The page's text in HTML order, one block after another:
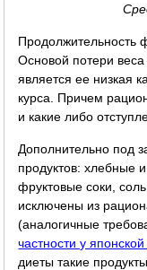
Продолжительность
Основой потери
является ее низкая
курса. Причем
и какие либо
Дополнительно под
продуктов: хлебные
фруктовые соки,
исключены из
(аналогичные
частности у
диеты такие